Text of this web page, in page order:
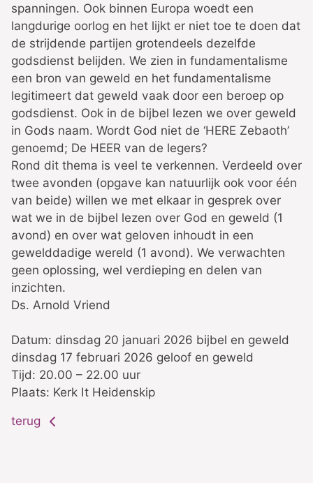
spanningen. Ook binnen Europa woedt een
langdurige oorlog en het lijkt er niet toe te doen dat
de strijdende partijen grotendeels dezelfde
godsdienst belijden. We zien in fundamentalisme
een bron van geweld en het fundamentalisme
legitimeert dat geweld vaak door een beroep op
godsdienst. Ook in de bijbel lezen we over geweld
in Gods naam. Wordt God niet de ‘HERE Zebaoth’
genoemd; De HEER van de legers?
Rond dit thema is veel te verkennen. Verdeeld over
twee avonden (opgave kan natuurlijk ook voor één
van beide) willen we met elkaar in gesprek over
wat we in de bijbel lezen over God en geweld (1
avond) en over wat geloven inhoudt in een
gewelddadige wereld (1 avond). We verwachten
geen oplossing, wel verdieping en delen van
inzichten.
Ds. Arnold Vriend
Datum: dinsdag 20 januari 2026 bijbel en geweld
dinsdag 17 februari 2026 geloof en geweld
Tijd: 20.00 – 22.00 uur
Plaats: Kerk It Heidenskip
terug